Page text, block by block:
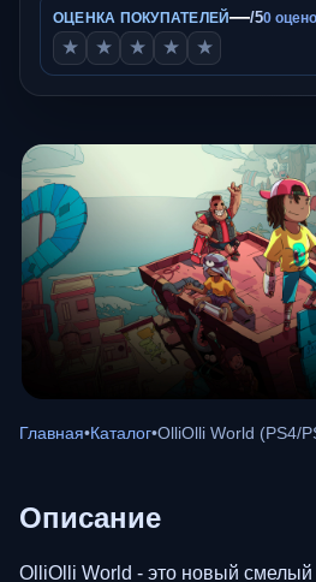
ОЦЕНКА ПОКУПАТЕЛЕЙ—/50
★ ★ ★ ★ ★
Главная•Каталог•OlliOlli World (PS4/
Описание
OlliOlli World - это новый